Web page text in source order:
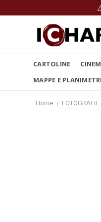
CARTOLINE
MAPPE E
Home FOTOGRAFIE